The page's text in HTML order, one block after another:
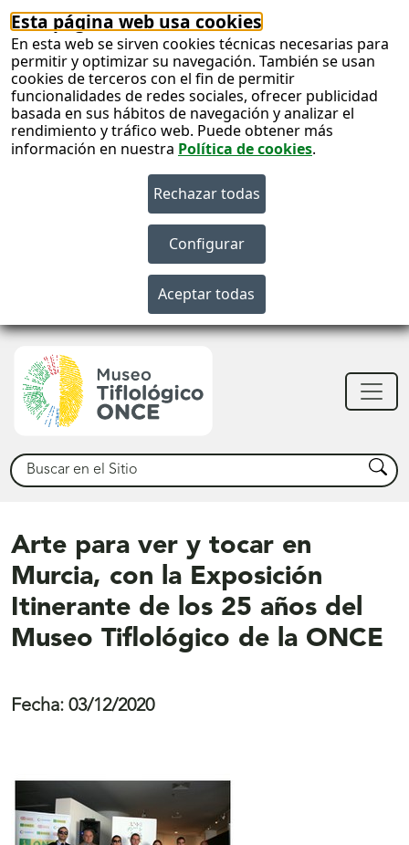
Esta página web usa cookies
En esta web se sirven cookies técnicas necesarias para
permitir y optimizar su navegación. También se usan
cookies de terceros con el fin de permitir
funcionalidades de redes sociales, ofrecer publicidad
basada en sus hábitos de navegación y analizar el
rendimiento y tráfico web. Puede obtener más
información en nuestra Política de cookies.
Buscar Buscar
Arte para ver y tocar en
Murcia, con la Exposición
Itinerante de los 25 años del
Museo Tiflológico de la ONCE
Fecha: 03/12/2020